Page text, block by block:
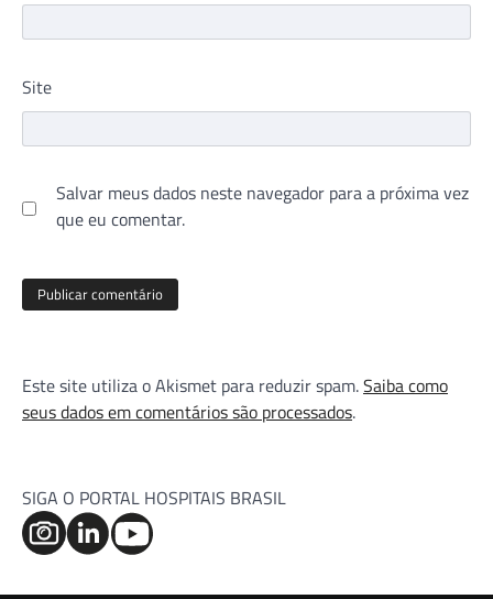
Site
Salvar meus dados neste navegador para a próxima vez
que eu comentar.
Este site utiliza o Akismet para reduzir spam.Saiba como
seus dados em comentários são processados.
SIGA O PORTAL HOSPITAIS BRASIL